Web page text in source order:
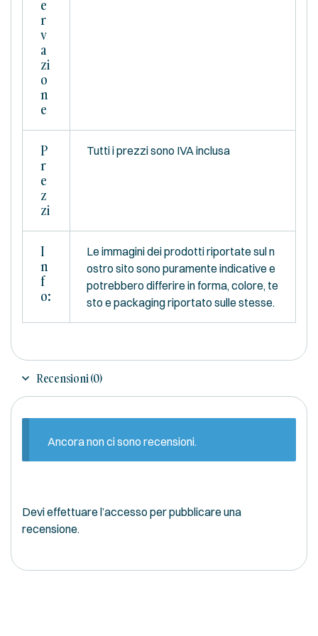
E
R
V
A
Zi
O
N
E
P
R
E
Z
Zi
Tutti i prezzi sono IVA inclusa
I
N
F
O:
Le immagini dei prodotti riportate sul n
ostro sito sono puramente indicative e
potrebbero differire in forma, colore, te
sto e packaging riportato sulle stesse.
Recensioni (0)
Ancora non ci sono recensioni.
Devieffettuare l’accesso per pubblicare una
recensione.